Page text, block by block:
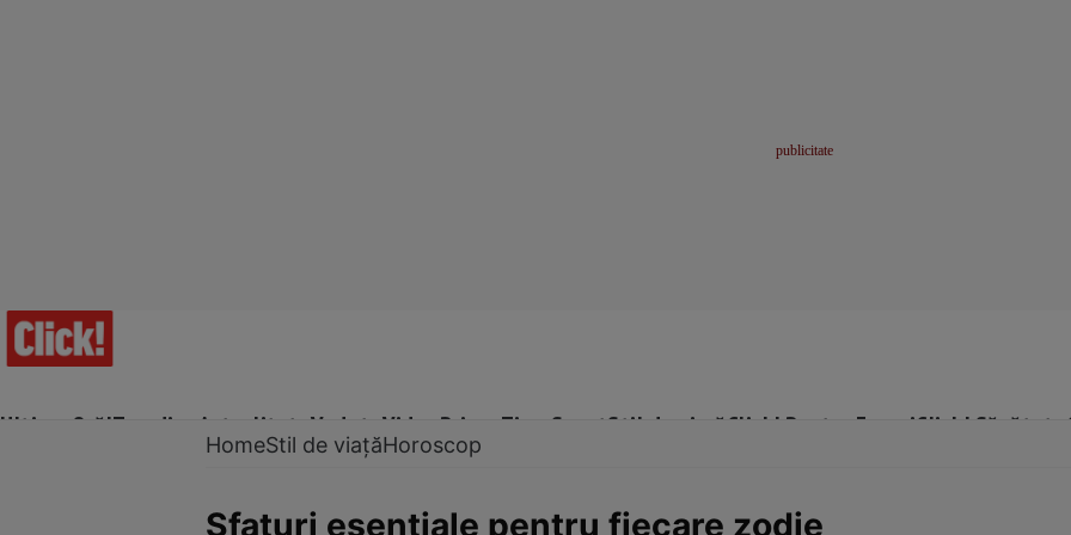
Ultima Oră!Trending Actualitate Vedete Video Prime Time SportStil de viațăClick! Pentru FemeiClick! Sănătate
HomeStil de viațăHoroscop
Sfaturi esenţiale pentru fiecare zodie